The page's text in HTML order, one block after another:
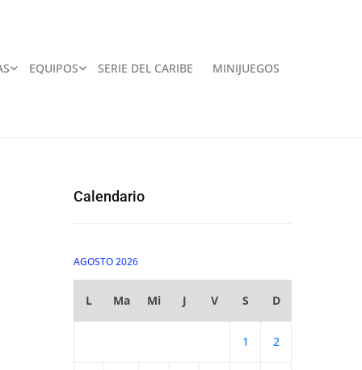
EQUIPOS SERIE DEL CARIBE MINIJUEGOS
Calendario
AGOSTO 2026
L Ma Mi J V S D
1 2